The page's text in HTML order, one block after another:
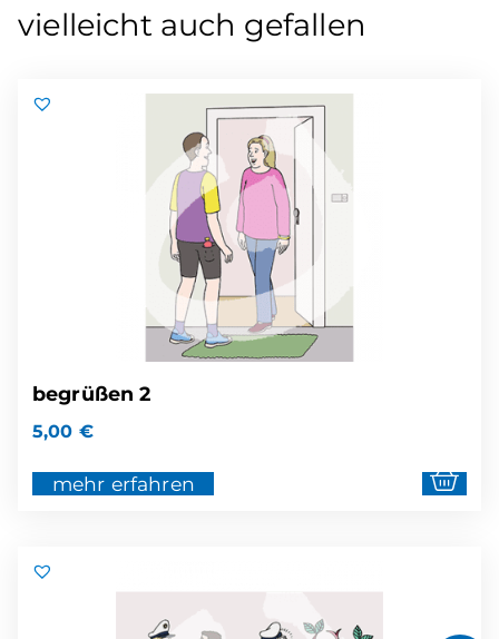
vielleicht auch gefallen
begrüßen 2
5,00 €
mehr erfahren